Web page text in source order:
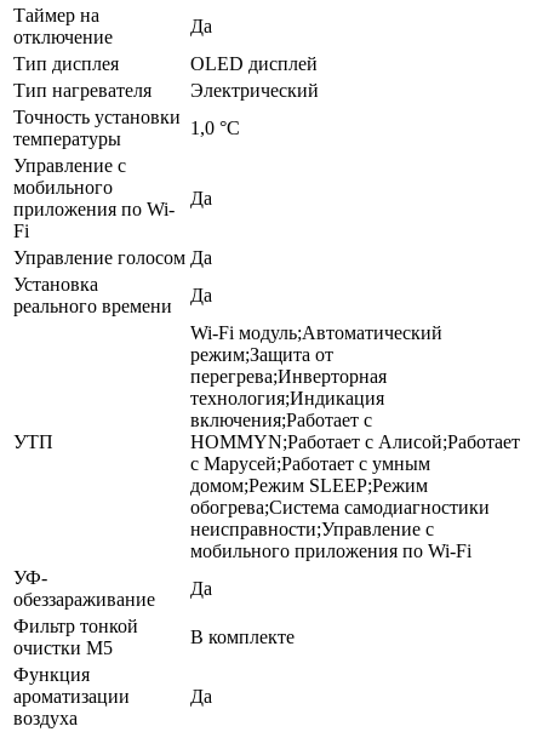
Таймер на
отключение
Да
Тип дисплея
OLED дисплей
Тип нагревателя
Электрический
Точность установки
температуры
1,0 °С
Управление c
мобильного
приложения по Wi-
Fi
Да
Управление голосом Да
Установка
реального времени
Да
УТП
Wi-Fi модуль;Автоматический
режим;Защита от
перегрева;Инверторная
технология;Индикация
включения;Работает с
HOMMYN;Работает с Алисой;Работает
с Марусей;Работает с умным
домом;Режим SLEEP;Режим
обогрева;Система самодиагностики
неисправности;Управление c
мобильного приложения по Wi-Fi
УФ-
обеззараживание
Да
Фильтр тонкой
очистки М5
В комплекте
Функция
ароматизации
воздуха
Да